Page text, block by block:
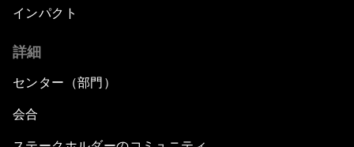
インパクト
詳細
センター（部門）
会合